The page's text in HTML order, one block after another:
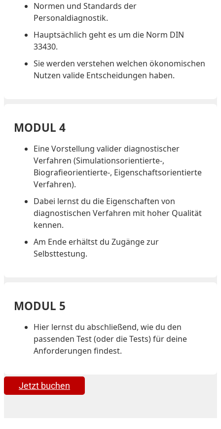
Normen und Standards der
Personaldiagnostik.
Hauptsächlich geht es um die Norm DIN
33430.
Sie werden verstehen welchen ökonomischen
Nutzen valide Entscheidungen haben.
MODUL 4
Eine Vorstellung valider diagnostischer
Verfahren (Simulationsorientierte-,
Biografieorientierte-, Eigenschaftsorientierte
Verfahren).
Dabei lernst du die Eigenschaften von
diagnostischen Verfahren mit hoher Qualität
kennen.
Am Ende erhältst du Zugänge zur
Selbsttestung.
MODUL 5
Hier lernst du abschließend, wie du den
passenden Test (oder die Tests) für deine
Anforderungen findest.
Jetzt buchen